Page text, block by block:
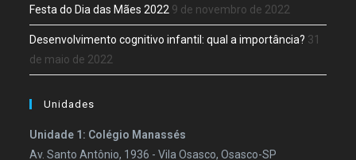
Festa do Dia das Mães 2022 9 de novembro de 2022
Desenvolvimento cognitivo infantil: qual a importância? 31
de maio de 2022
Unidades
Unidade 1: Colégio Manassés
Av. Santo Antônio, 1936 - Vila Osasco, Osasco-SP